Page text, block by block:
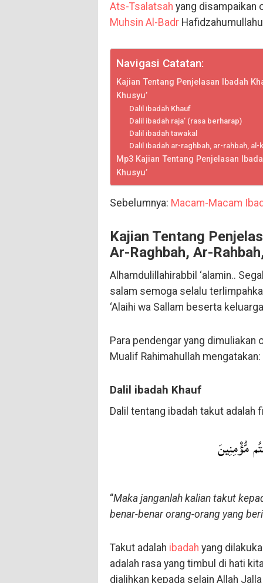
Ats-Tsalatsah yang disampaikan
Muhsin Al-BadrHafidzahumullahu
Navigasi Catatan:
Kajian Tentang Penjelasan Ibadah
Khusyu’
Dalil ibadah Khauf
Dalil ibadah raja’ (rasa berharap)
Dalil ibadah tawakal
Dalil ibadah ar-raghbah, ar-rahbah, al-
Mp3 Kajian Tentang Penjelasan
Khusyu’
Sebelumnya: Macam-Macam
Kajian Tentang
Ar-Raghbah, Ar-
Alhamdulillahirabbil ‘alamin..
salam semoga selalu
‘Alaihi wa Sallam beserta
Para pendengar yang dimuliakan
Mualif Rahimahullah mengatakan:
Dalil ibadah Khauf
Dalil tentang ibadah takut adalah
مُّؤْمِنِينَ
“Maka janganlah kalian takut
benar-benar orang-orang yang
Takut adalah ibadah yang
adalah rasa yang timbul di hati
dialihkan kepada selain Allah Jalla